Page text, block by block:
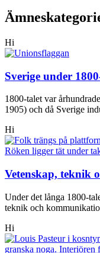
Hi
Sverige under
1800-talet var
1905) och då Sverige
Hi
Vetenskap, teknik
Under det långa 1800-
teknik och
Hi